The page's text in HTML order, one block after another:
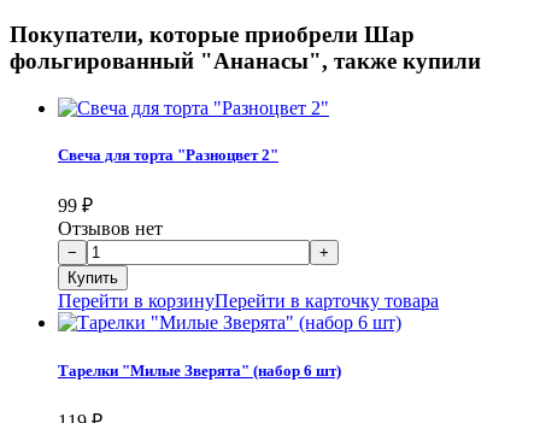
Покупатели, которые приобрели Шар
фольгированный "Ананасы", также купили
Свеча для торта "Разноцвет 2"
99 ₽
Отзывов нет
Перейти в корзинуПерейти в карточку товара
Тарелки "Милые Зверята" (набор 6 шт)